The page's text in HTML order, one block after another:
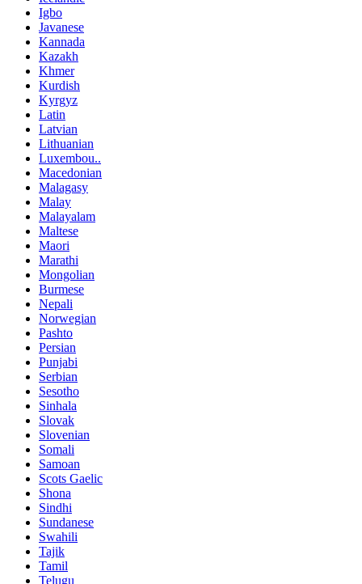
Igbo
Javanese
Kannada
Kazakh
Khmer
Kurdish
Kyrgyz
Latin
Latvian
Lithuanian
Luxembou..
Macedonian
Malagasy
Malay
Malayalam
Maltese
Maori
Marathi
Mongolian
Burmese
Nepali
Norwegian
Pashto
Persian
Punjabi
Serbian
Sesotho
Sinhala
Slovak
Slovenian
Somali
Samoan
Scots Gaelic
Shona
Sindhi
Sundanese
Swahili
Tajik
Tamil
Telugu